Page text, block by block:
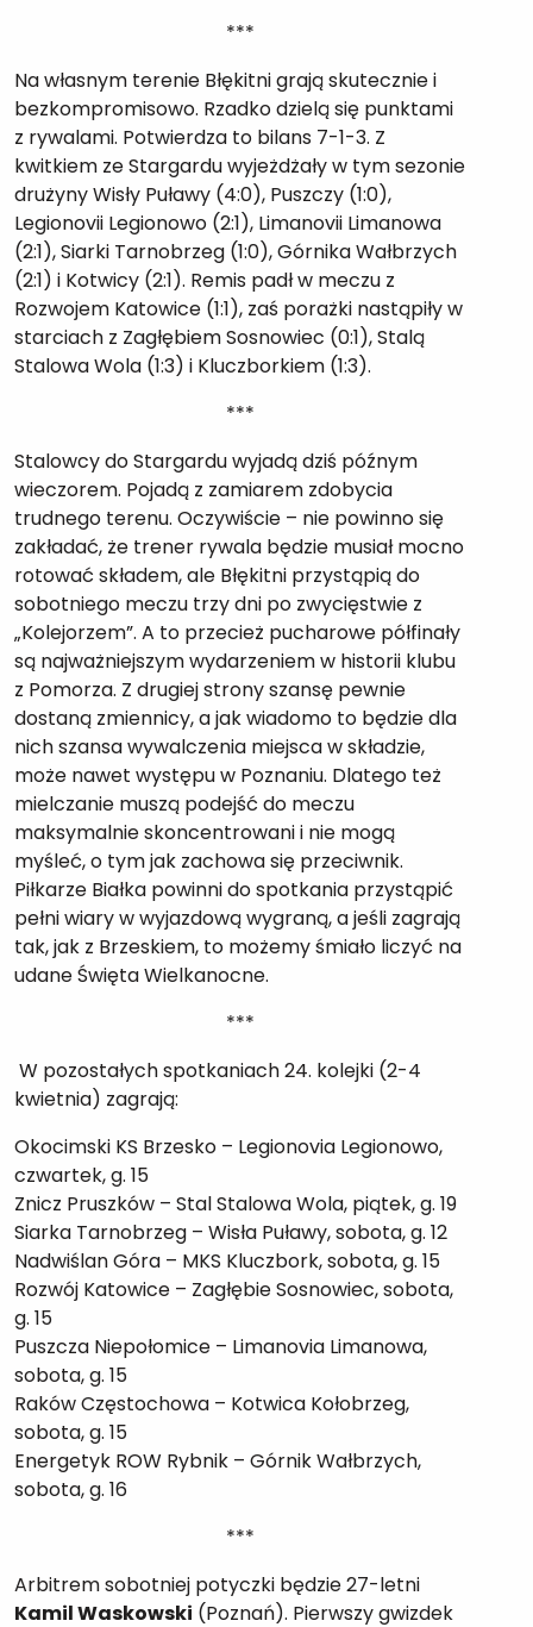
***
Na własnym terenie Błękitni grają skutecznie i
bezkompromisowo. Rzadko dzielą się punktami
z rywalami. Potwierdza to bilans 7-1-3. Z
kwitkiem ze Stargardu wyjeżdżały w tym sezonie
drużyny Wisły Puławy (4:0), Puszczy (1:0),
Legionovii Legionowo (2:1), Limanovii Limanowa
(2:1), Siarki Tarnobrzeg (1:0), Górnika Wałbrzych
(2:1) i Kotwicy (2:1). Remis padł w meczu z
Rozwojem Katowice (1:1), zaś porażki nastąpiły w
starciach z Zagłębiem Sosnowiec (0:1), Stalą
Stalowa Wola (1:3) i Kluczborkiem (1:3).
***
Stalowcy do Stargardu wyjadą dziś późnym
wieczorem. Pojadą z zamiarem zdobycia
trudnego terenu. Oczywiście – nie powinno się
zakładać, że trener rywala będzie musiał mocno
rotować składem, ale Błękitni przystąpią do
sobotniego meczu trzy dni po zwycięstwie z
„Kolejorzem”. A to przecież pucharowe półfinały
są najważniejszym wydarzeniem w historii klubu
z Pomorza. Z drugiej strony szansę pewnie
dostaną zmiennicy, a jak wiadomo to będzie dla
nich szansa wywalczenia miejsca w składzie,
może nawet występu w Poznaniu. Dlatego też
mielczanie muszą podejść do meczu
maksymalnie skoncentrowani i nie mogą
myśleć, o tym jak zachowa się przeciwnik.
Piłkarze Białka powinni do spotkania przystąpić
pełni wiary w wyjazdową wygraną, a jeśli zagrają
tak, jak z Brzeskiem, to możemy śmiało liczyć na
udane Święta Wielkanocne.
***
W pozostałych spotkaniach 24. kolejki (2-4
kwietnia) zagrają:
Okocimski KS Brzesko – Legionovia Legionowo,
czwartek, g. 15
Znicz Pruszków – Stal Stalowa Wola, piątek, g. 19
Siarka Tarnobrzeg – Wisła Puławy, sobota, g. 12
Nadwiślan Góra – MKS Kluczbork, sobota, g. 15
Rozwój Katowice – Zagłębie Sosnowiec, sobota,
g. 15
Puszcza Niepołomice – Limanovia Limanowa,
sobota, g. 15
Raków Częstochowa – Kotwica Kołobrzeg,
sobota, g. 15
Energetyk ROW Rybnik – Górnik Wałbrzych,
sobota, g. 16
***
Arbitrem sobotniej potyczki będzie 27-letni
Kamil Waskowski (Poznań). Pierwszy gwizdek